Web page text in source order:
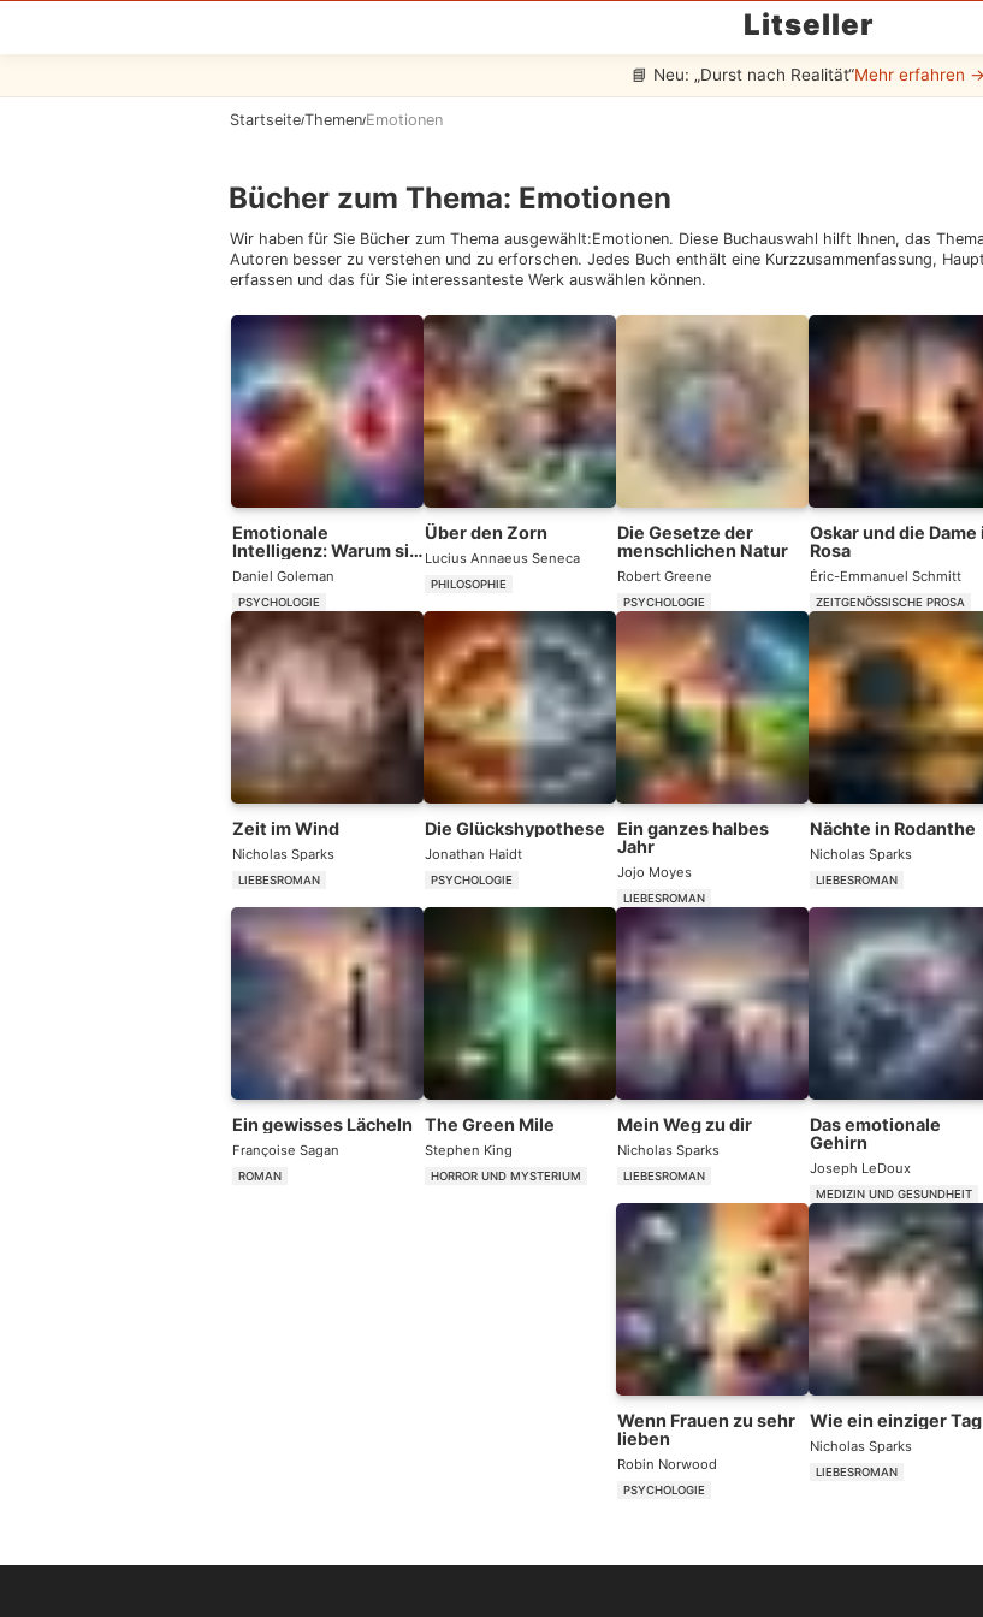
Litseller
📘 Neu: „Durst nach Realität“Mehr erfahren →
Startseite/Themen/Emotionen
Bücher zum Thema: Emotionen
Wir haben für Sie Bücher zum Thema ausgewählt:Emotionen. Diese Buchauswahl hilft Ihnen, das
Autoren besser zu verstehen und zu erforschen. Jedes Buch enthält eine Kurzzusammenfassung,
erfassen und das für Sie interessanteste Werk auswählen können.
Emotionale
Intelligenz: Warum sie
wichtiger ist als der IQ
Daniel Goleman
PSYCHOLOGIE
Über den Zorn
Lucius Annaeus Seneca
PHILOSOPHIE
Die Gesetze der
menschlichen Natur
Robert Greene
PSYCHOLOGIE
Oskar und die Dame
Rosa
Éric-Emmanuel Schmitt
ZEITGENÖSSISCHE PROSA
Zeit im Wind
Nicholas Sparks
LIEBESROMAN
Die Glückshypothese
Jonathan Haidt
PSYCHOLOGIE
Ein ganzes halbes
Jahr
Jojo Moyes
LIEBESROMAN
Nächte in Rodanthe
Nicholas Sparks
LIEBESROMAN
Ein gewisses Lächeln
Françoise Sagan
ROMAN
The Green Mile
Stephen King
HORROR UND MYSTERIUM
Mein Weg zu dir
Nicholas Sparks
LIEBESROMAN
Das emotionale
Gehirn
Joseph LeDoux
MEDIZIN UND GESUNDHEIT
Wenn Frauen zu sehr
lieben
Robin Norwood
PSYCHOLOGIE
Wie ein einziger Tag
Nicholas Sparks
LIEBESROMAN